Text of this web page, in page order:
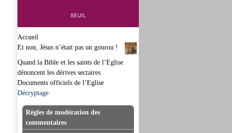
Accueil
Et non, Jésus n’était pas un gourou !
Quand la Bible et les saints de l’Eglise
dénoncent les dérives sectaires
Documents officiels de l’Eglise
Décryptage
Règles de modération des
commentaires